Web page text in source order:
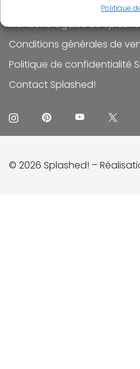
Politique
Mentions légales de
Conditions générales de
Politique de confidentialité
Contact Splashed!
© 2026 Splashed! –